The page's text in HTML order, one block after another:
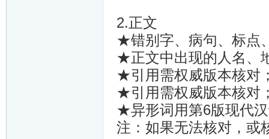
2.正文
★错别字、病句、标点
★正文中出现的人名、
★引用需权威版本核对
★引用需权威版本核对
★异形词用第6版现代
注：如果无法核对，或